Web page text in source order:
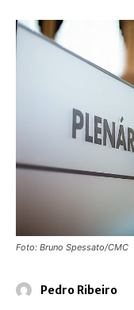
Foto: Bruno Spessato/CMC
Pedro Ribeiro